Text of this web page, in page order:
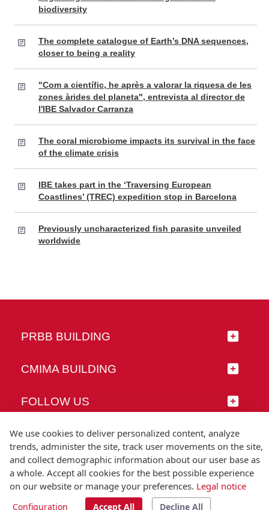
biodiversity
The complete catalogue of Earth’s DNA sequences,
closer to being a reality
"Com a científic, he après a valorar la riquesa de les
zones àrides del planeta", entrevista al director de
l'IBE Salvador Carranza
The coral microbiome impacts its survival in the face
of the climate crisis
IBE takes part in the ‘Traversing European
Coastlines’ (TREC) expedition stop in Barcelona
Previously uncharacterized fish parasite unveiled
worldwide
PRBB BUILDING
CMIMA BUILDING
FOLLOW US
© Universitat Pompeu Fabra
T.(+34) 93 542 20 00
We use cookies to deliver personalized content, analyze
trends, administer the site, track user movements on the site,
and collect demographic information about our user base as
a whole. Accept all cookies for the best possible experience
on our website or manage your preferences. Legal notice
Configuration Accept All Decline All